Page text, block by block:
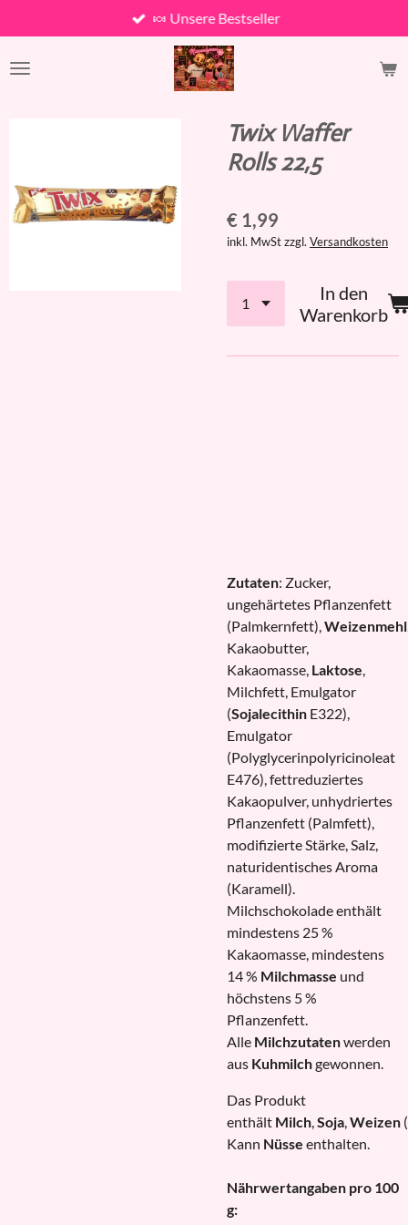
Hauptinhalt
springen
🍬 Unsere Bestseller
Twix Waffer
Rolls 22,5
€ 1,99
inkl. MwSt zzgl. Versandkosten
In den
Warenkorb
Zutaten: Zucker,
ungehärtetes Pflanzenfett
(Palmkernfett),Weizenmehl
Kakaobutter,
Kakaomasse, Laktose,
Milchfett, Emulgator
(Sojalecithin E322),
Emulgator
(Polyglycerinpolyricinoleat
E476), fettreduziertes
Kakaopulver, unhydriertes
Pflanzenfett (Palmfett),
modifizierte Stärke, Salz,
naturidentisches Aroma
(Karamell).
Milchschokolade enthält
mindestens 25 %
Kakaomasse, mindestens
14 % Milchmasse und
höchstens 5 %
Pflanzenfett.
Alle Milchzutatenwerden
aus Kuhmilchgewonnen.
Das Produkt
enthält Milch,Soja,Weizen (
Kann Nüsse enthalten.
Nährwertangaben pro 100
g: